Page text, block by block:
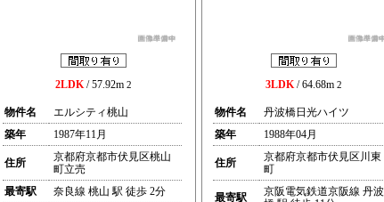
2LDK/ 57.92m 2
物件名
エルシティ桃山
築年
1987年11月
住所
京都府京都市伏見区桃山
町立売
最寄駅
奈良線 桃山 駅 徒歩 2分
3LDK/ 64.68m 2
物件名
丹波橋日光ハイツ
築年
1988年04月
住所
京都府京都市伏見区川東
町
最寄駅
京阪電気鉄道京阪線 丹波